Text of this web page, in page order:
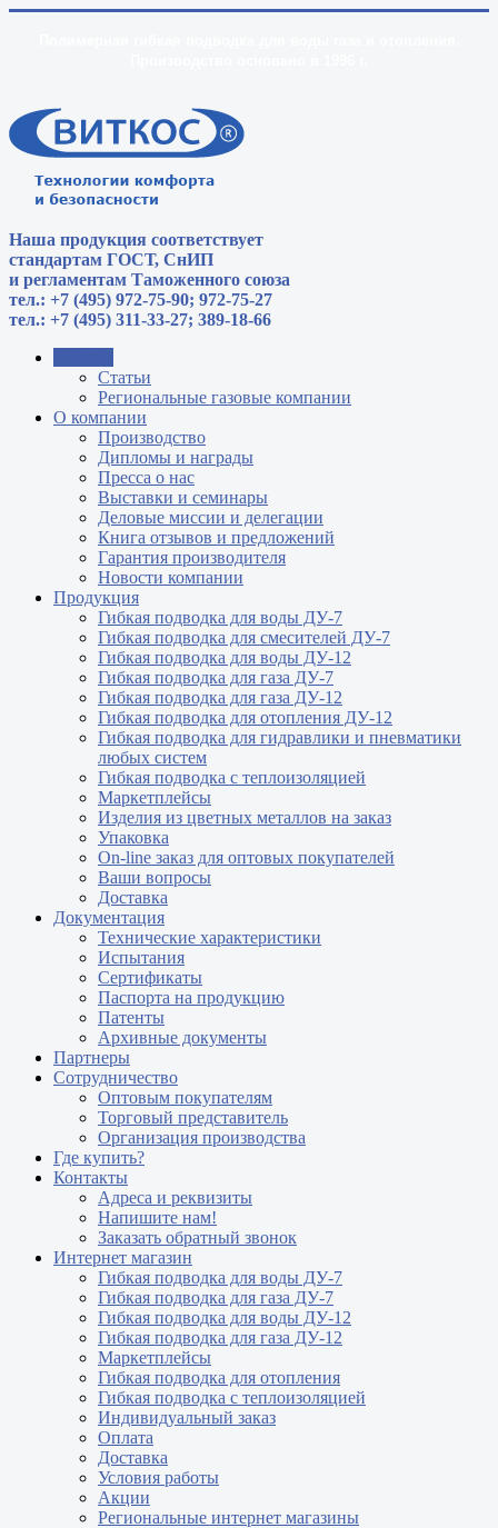
Наша продукция соответствует
стандартам ГОСТ, СнИП
и регламентам Таможенного союза
тел.: +7 (495) 972-75-90; 972-75-27
тел.: +7 (495) 311-33-27; 389-18-66
Статьи
Региональные газовые компании
О компании
Производство
Дипломы и награды
Пресса о нас
Выставки и семинары
Деловые миссии и делегации
Книга отзывов и предложений
Гарантия производителя
Новости компании
Продукция
Гибкая подводка для воды ДУ-7
Гибкая подводка для смесителей ДУ-7
Гибкая подводка для воды ДУ-12
Гибкая подводка для газа ДУ-7
Гибкая подводка для газа ДУ-12
Гибкая подводка для отопления ДУ-12
Гибкая подводка для гидравлики и пневматики
любых систем
Гибкая подводка с теплоизоляцией
Маркетплейсы
Изделия из цветных металлов на заказ
Упаковка
On-line заказ для оптовых покупателей
Ваши вопросы
Доставка
Документация
Технические характеристики
Испытания
Сертификаты
Паспорта на продукцию
Патенты
Архивные документы
Партнеры
Сотрудничество
Оптовым покупателям
Торговый представитель
Организация производства
Где купить?
Контакты
Адреса и реквизиты
Напишите нам!
Заказать обратный звонок
Интернет магазин
Гибкая подводка для воды ДУ-7
Гибкая подводка для газа ДУ-7
Гибкая подводка для воды ДУ-12
Гибкая подводка для газа ДУ-12
Маркетплейсы
Гибкая подводка для отопления
Гибкая подводка с теплоизоляцией
Индивидуальный заказ
Оплата
Доставка
Условия работы
Акции
Региональные интернет магазины